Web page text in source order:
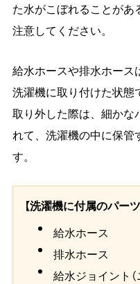
た水がこぼれることがあ
注意してください。
給水ホースや排水ホース
洗濯機に取り付けた状態
取り外した際は、細かな
れて、洗濯機の中に保管
す。
【洗濯機に付属のパーツ
給水ホース
排水ホース
給水ジョイント（